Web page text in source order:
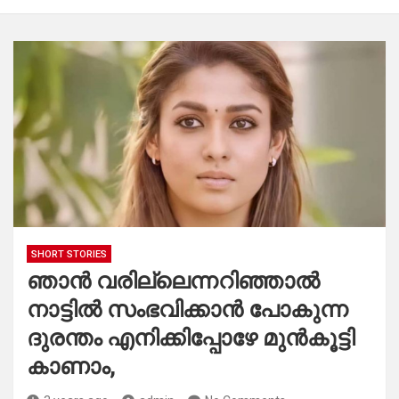
SHORT STORIES
ഞാൻ വരില്ലെന്നറിഞ്ഞാൽ
നാട്ടിൽ സംഭവിക്കാൻ പോകുന്ന
ദുരന്തം എനിക്കിപ്പോഴേ മുൻകൂട്ടി
കാണാം,